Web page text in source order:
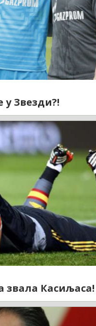
у Звезди?!
звала Касиљаса!